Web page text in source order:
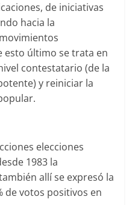
de iniciativas
hacia la
esto último se trata en
contestatario (de la
y reiniciar la
elecciones
1983 la
allí se expresó la
de votos positivos en